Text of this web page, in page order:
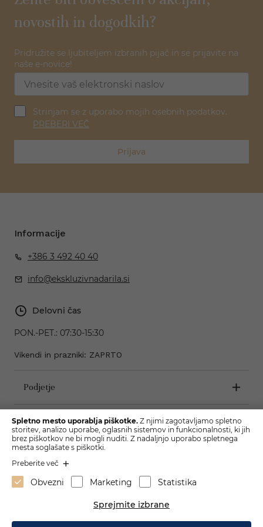
novostih in dogodkih?
Pridružite se ljubiteljem izbranih pijač in se prijavite na
naše e-novice!
Strinjam se z uporabo mojih osebnih podatkov.
PREBERI VEČ
Prijava
Informacije
+386 3 492 40 40
info@ekskluzivnadarila.si
Delovni čas
PON.-PET.: 07:30-15:30
Vikendi in prazniki: ZAPRTO
Podjetje
Pogoji poslovanja
Spletno mesto uporablja piškotke. Z njimi zagotavljamo spletno
storitev, analizo uporabe, oglasnih sistemov in funkcionalnosti, ki jih
brez piškotkov ne bi mogli nuditi. Z nadaljnjo uporabo spletnega
mesta soglašate s piškotki.
Preberite več
Obvezni Marketing Statistika
Sprejmite izbrane